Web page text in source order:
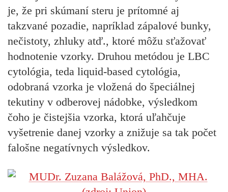
je, že pri skúmaní steru je prítomné aj
takzvané pozadie, napríklad zápalové bunky,
nečistoty, zhluky atď., ktoré môžu sťažovať
hodnotenie vzorky. Druhou metódou je LBC
cytológia, teda liquid-based cytológia,
odobraná vzorka je vložená do špeciálnej
tekutiny v odberovej nádobke, výsledkom
čoho je čistejšia vzorka, ktorá uľahčuje
vyšetrenie danej vzorky a znižuje sa tak počet
falošne negatívnych výsledkov.